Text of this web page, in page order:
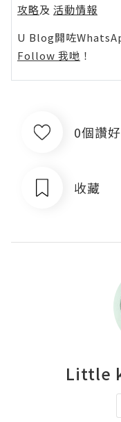
攻略及 活動情報
U Blog開咗
Follow 我哋 ！
0個讚好
收藏
Little